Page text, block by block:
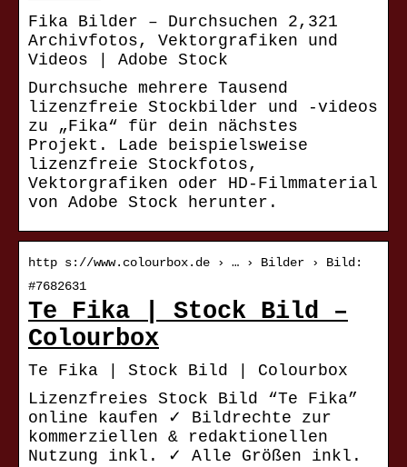
Fika Bilder – Durchsuchen 2,321
Archivfotos, Vektorgrafiken und
Videos | Adobe Stock
Durchsuche mehrere Tausend
lizenzfreie Stockbilder und -videos
zu „Fika“ für dein nächstes
Projekt. Lade beispielsweise
lizenzfreie Stockfotos,
Vektorgrafiken oder HD-Filmmaterial
von Adobe Stock herunter.
http s://www.colourbox.de › … › Bilder › Bild:
#7682631
Te Fika | Stock Bild –
Colourbox
Te Fika | Stock Bild | Colourbox
Lizenzfreies Stock Bild “Te Fika”
online kaufen ✓ Bildrechte zur
kommerziellen & redaktionellen
Nutzung inkl. ✓ Alle Größen inkl.